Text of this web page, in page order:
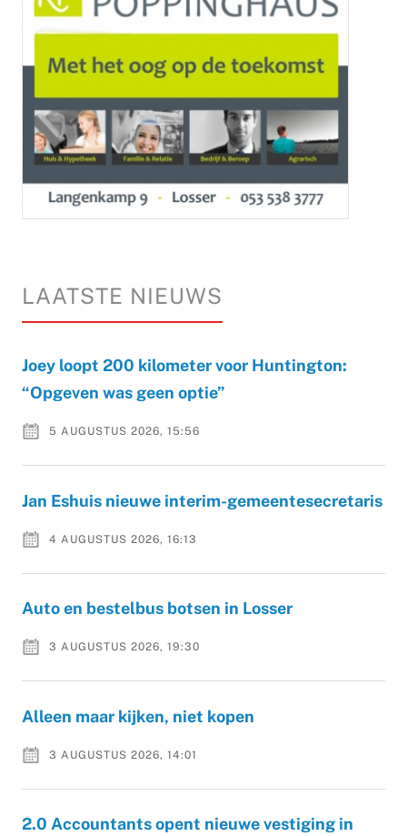
LAATSTE NIEUWS
Joey loopt 200 kilometer voor Huntington:
“Opgeven was geen optie”
5 AUGUSTUS 2026, 15:56
Jan Eshuis nieuwe interim-gemeentesecretaris
4 AUGUSTUS 2026, 16:13
Auto en bestelbus botsen in Losser
3 AUGUSTUS 2026, 19:30
Alleen maar kijken, niet kopen
3 AUGUSTUS 2026, 14:01
2.0 Accountants opent nieuwe vestiging in